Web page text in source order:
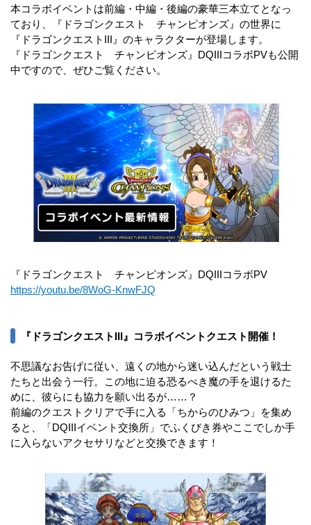
本コラボイベントは前編・中編・後編の豪華三本立てとなっ
ており、『ドラゴンクエスト チャンピオンズ』の世界に
『ドラゴンクエストIII』のキャラクターが登場します。
『ドラゴンクエスト チャンピオンズ』DQIIIコラボPVも公開
中ですので、ぜひご覧ください。
『ドラゴンクエスト チャンピオンズ』DQIIIコラボPV
https://youtu.be/8WoG-KnwFJQ
『ドラゴンクエストIII』コラボイベントクエスト開催！
不思議なお告げに従い、遠くの地から迷い込んだという戦士
たちと出会う一行。この地に迫る恐るべき魔の手を退けるた
めに、彼らにも協力を願い出るが……？
前編のクエストクリアで手に入る「ちからのひみつ」を集め
ると、「DQIIIイベント交換所」でふくびき券やここでしか手
に入らないアクセサリなどと交換できます！